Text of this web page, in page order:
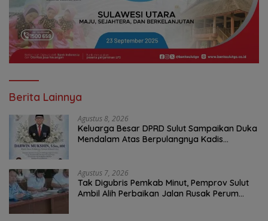
Berita Lainnya
Agustus 8, 2026
Keluarga Besar DPRD Sulut Sampaikan Duka
Mendalam Atas Berpulangnya Kadis
Agustus 7, 2026
Tak Digubris Pemkab Minut, Pemprov Sulut
Ambil Alih Perbaikan Jalan Rusak Perum